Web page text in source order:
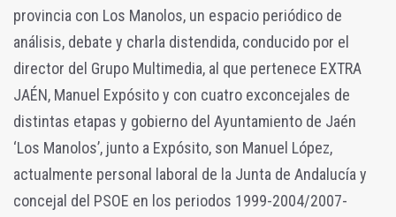
provincia con Los Manolos, un espacio periódico de
análisis, debate y charla distendida, conducido por el
director del Grupo Multimedia, al que pertenece EXTRA
JAÉN, Manuel Expósito y con cuatro exconcejales de
distintas etapas y gobierno del Ayuntamiento de Jaén
‘Los Manolos’, junto a Expósito, son Manuel López,
actualmente personal laboral de la Junta de Andalucía y
concejal del PSOE en los periodos 1999-2004/2007-